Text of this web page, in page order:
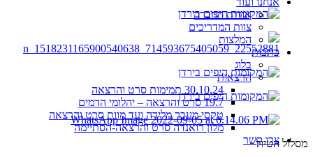
אודות החברה
צוות המדריכים
המלצות
כתבות
בלוג
הרצאות
30.10.24 תמימות סרט והרצאה
19.7 סרט והרצאה – יהלומי הדמים
טקסי מעבר מלידה ועד מוות סרט והרצאה
מלון רואנדה סרט והרצאה-הסתיימה
צרו קשר
מסלול הטיול